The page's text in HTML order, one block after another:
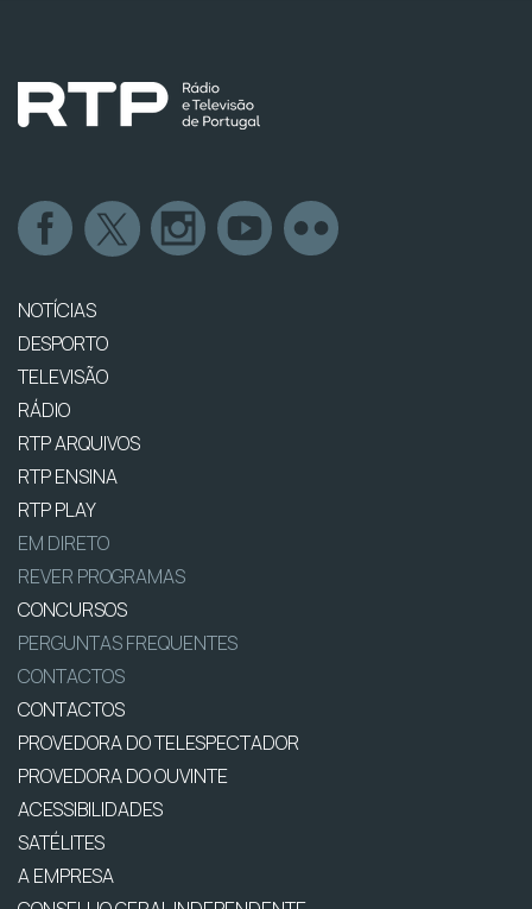
NOTÍCIAS
DESPORTO
TELEVISÃO
RÁDIO
RTP ARQUIVOS
RTP ENSINA
RTP PLAY
EM DIRETO
REVER PROGRAMAS
CONCURSOS
PERGUNTAS FREQUENTES
CONTACTOS
CONTACTOS
PROVEDORA DO TELESPECTADOR
PROVEDORA DO OUVINTE
ACESSIBILIDADES
SATÉLITES
A EMPRESA